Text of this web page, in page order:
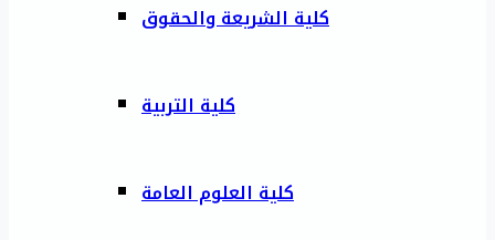
كلية الشريعة والحقوق
كلية التربية
كلية العلوم العامة